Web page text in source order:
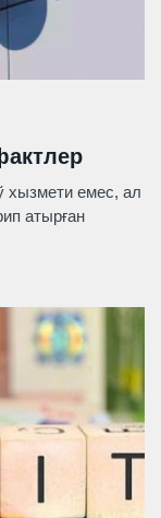
хызмети емес, ал
атырған